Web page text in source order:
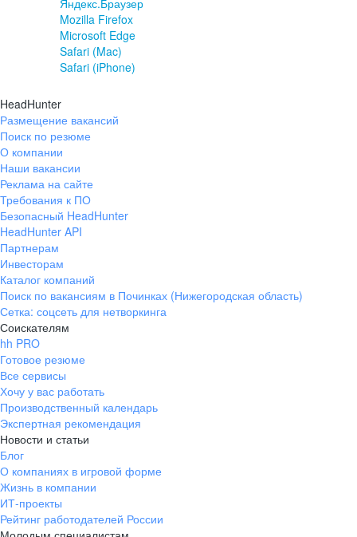
Яндекс.Браузер
Mozilla Firefox
Microsoft Edge
Safari (Mac)
Safari (iPhone)
HeadHunter
Размещение вакансий
Поиск по резюме
О компании
Наши вакансии
Реклама на сайте
Требования к ПО
Безопасный HeadHunter
HeadHunter API
Партнерам
Инвесторам
Каталог компаний
Поиск по вакансиям в Починках (Нижегородская область)
Сетка: соцсеть для нетворкинга
Соискателям
hh PRO
Готовое резюме
Все сервисы
Хочу у вас работать
Производственный календарь
Экспертная рекомендация
Новости и статьи
Блог
О компаниях в игровой форме
Жизнь в компании
ИТ-проекты
Рейтинг работодателей России